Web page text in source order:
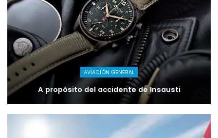
AVIACIÓN GENERAL
A propósito del accidente de Insausti